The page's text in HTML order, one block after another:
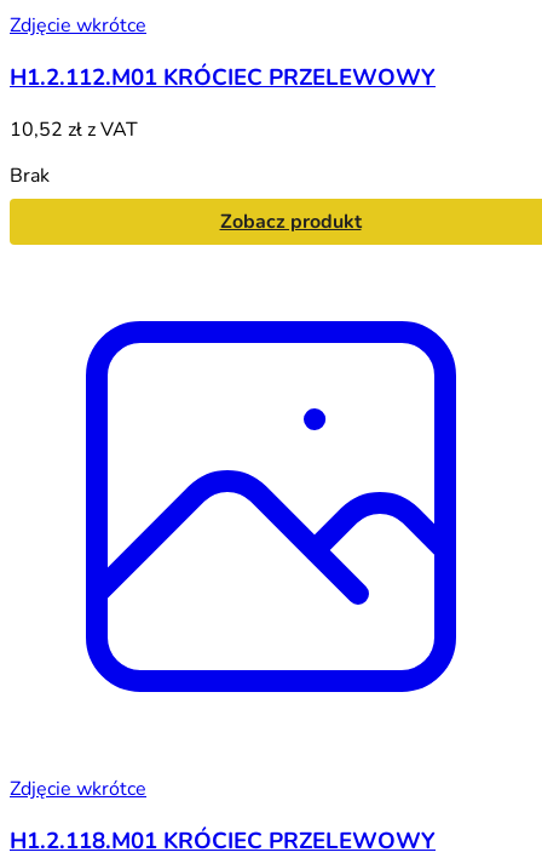
Zdjęcie wkrótce
H1.2.112.M01 KRÓCIEC PRZELEWOWY
10,52 złz VAT
Brak
Zobacz produkt
Zdjęcie wkrótce
H1.2.118.M01 KRÓCIEC PRZELEWOWY